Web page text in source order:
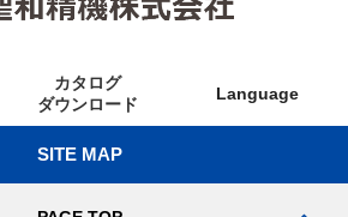
カタログ
ダウンロード
Language
SITE MAP